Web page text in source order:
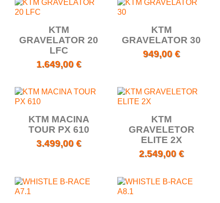
KTM
GRAVELATOR 20
LFC
1.649,00 €
KTM
GRAVELATOR 30
949,00 €
KTM MACINA
TOUR PX 610
3.499,00 €
KTM
GRAVELETOR
ELITE 2X
2.549,00 €